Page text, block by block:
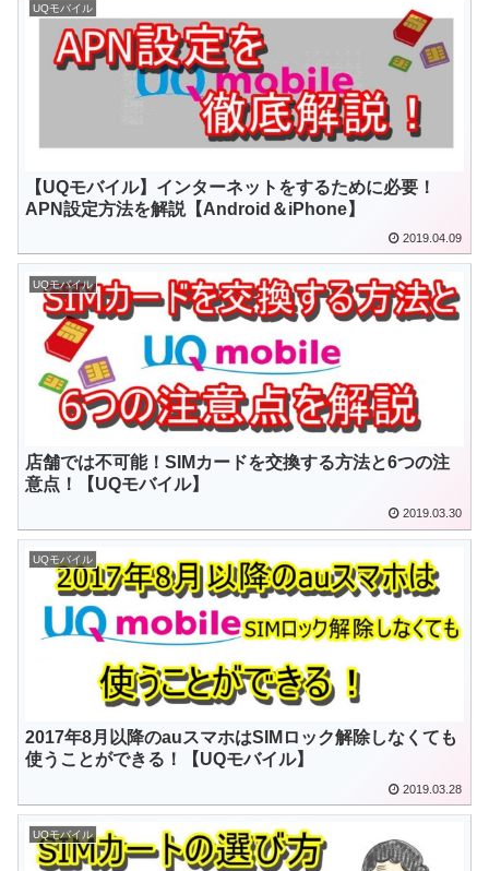
UQモバイル
【UQモバイル】インターネットをするために必要！
APN設定方法を解説【Android＆iPhone】
2019.04.09
UQモバイル
店舗では不可能！SIMカードを交換する方法と6つの注
意点！【UQモバイル】
2019.03.30
UQモバイル
2017年8月以降のauスマホはSIMロック解除しなくても
使うことができる！【UQモバイル】
2019.03.28
UQモバイル